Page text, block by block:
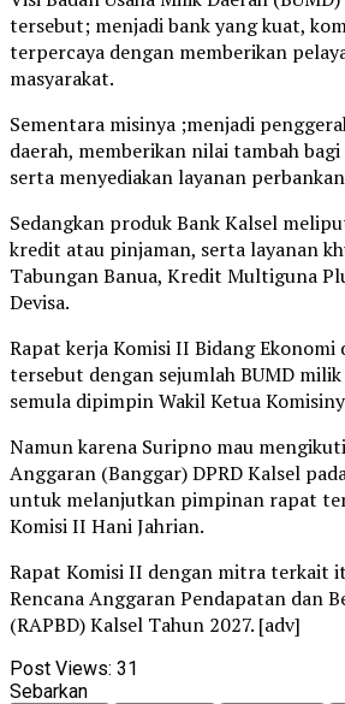
tersebut; menjadi bank yang kuat,
terpercaya dengan memberikan
masyarakat.
Sementara misinya ;menjadi
daerah, memberikan nilai tambah bagi
serta menyediakan layanan
Sedangkan produk Bank Kalsel
kredit atau pinjaman, serta layanan
Tabungan Banua, Kredit Multiguna
Devisa.
Rapat kerja Komisi II Bidang Ekonomi
tersebut dengan sejumlah BUMD
semula dipimpin Wakil Ketua
Namun karena Suripno mau
Anggaran (Banggar) DPRD Kalsel
untuk melanjutkan pimpinan rapat
Komisi II Hani Jahrian.
Rapat Komisi II dengan mitra terkait
Rencana Anggaran Pendapatan dan
(RAPBD) Kalsel Tahun 2027. [adv]
Post Views: 31
Sebarkan